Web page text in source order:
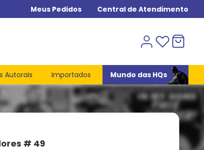
Meus Pedidos Central de Atendimento
Autorais Importados Mundo das HQs
# 49